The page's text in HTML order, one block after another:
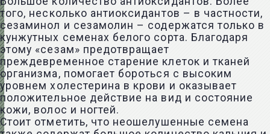
того, несколько антиоксидантов – в частности,
сезаминол и сезамолин – содержатся только в
кунжутных семенах белого сорта. Благодаря
этому «сезам» предотвращает
преждевременное старение клеток и тканей
организма, помогает бороться с высоким
уровнем холестерина в крови и оказывает
положительное действие на вид и состояние
кожи, волос и ногтей.
Стоит отметить, что неошелушенные семена